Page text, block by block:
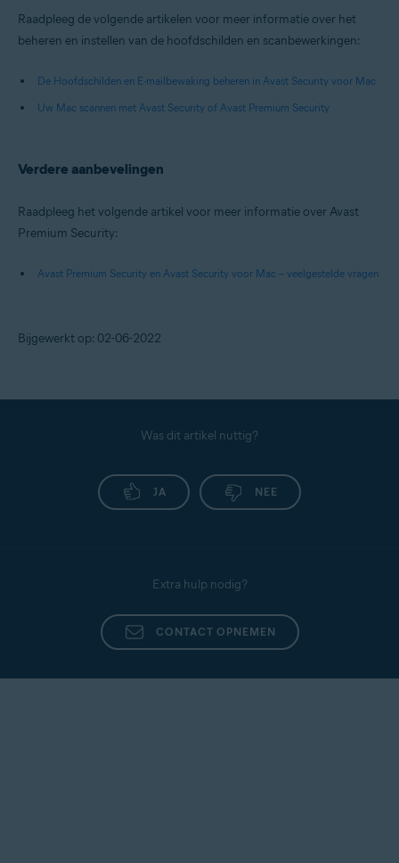
Raadpleeg de volgende artikelen voor meer informatie over het
beheren en instellen van de hoofdschilden en scanbewerkingen:
De Hoofdschilden en E-mailbewaking beheren in Avast Security voor Mac
Uw Mac scannen met Avast Security of Avast Premium Security
Verdere aanbevelingen
Raadpleeg het volgende artikel voor meer informatie over Avast
Premium Security:
Avast Premium Security en Avast Security voor Mac – veelgestelde vragen
Bijgewerkt op: 02-06-2022
Was dit artikel nuttig?
JA NEE
Extra hulp nodig?
CONTACT OPNEMEN